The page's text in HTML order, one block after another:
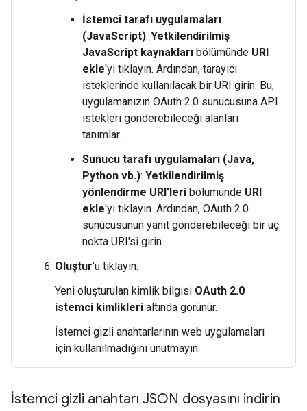
İstemci tarafı uygulamaları
(JavaScript): Yetkilendirilmiş
JavaScript kaynakları bölümünde URI
ekle'yi tıklayın. Ardından, tarayıcı
isteklerinde kullanılacak bir URI girin. Bu,
uygulamanızın OAuth 2.0 sunucusuna API
istekleri gönderebileceği alanları
tanımlar.
Sunucu tarafı uygulamaları (Java,
Python vb.): Yetkilendirilmiş
yönlendirme URI'leri bölümünde URI
ekle'yi tıklayın. Ardından, OAuth 2.0
sunucusunun yanıt gönderebileceği bir uç
nokta URI'si girin.
Oluştur'u tıklayın.
Yeni oluşturulan kimlik bilgisi OAuth 2.0
istemci kimlikleri altında görünür.
İstemci gizli anahtarlarının web uygulamaları
için kullanılmadığını unutmayın.
İstemci gizli anahtarı JSON dosyasını indirin